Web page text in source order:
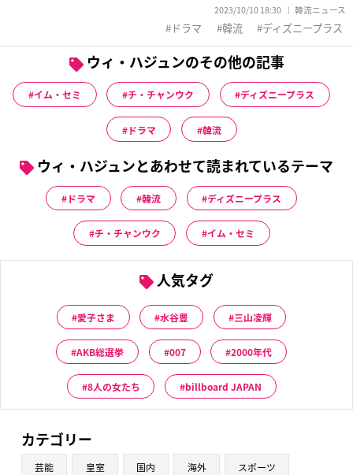
2023/10/10 18:30 韓流ニュース
ドラマ 韓流 ディズニープラス
ウィ・ハジュンのその他の記事
イム・セミ チ・チャンウク ディズニープラス
ドラマ 韓流
ウィ・ハジュンとあわせて読まれているテーマ
ドラマ 韓流 ディズニープラス
チ・チャンウク イム・セミ
人気タグ
愛子さま 水谷豊 三山凌輝
AKB総選挙 007 2000年代
8人の女たち billboard JAPAN
カテゴリー
芸能 皇室 国内 海外 スポーツ